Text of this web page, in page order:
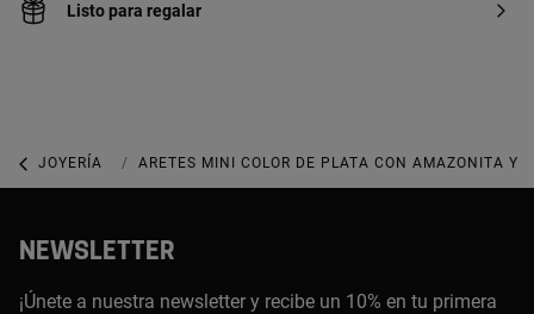
Listo para regalar
JOYERÍA JOYAS CON GEMAS
ARETES MINI COLOR DE PLATA CON AMAZONITA Y
NEWSLETTER
¡Únete a nuestra newsletter y recibe un 10% en tu primera